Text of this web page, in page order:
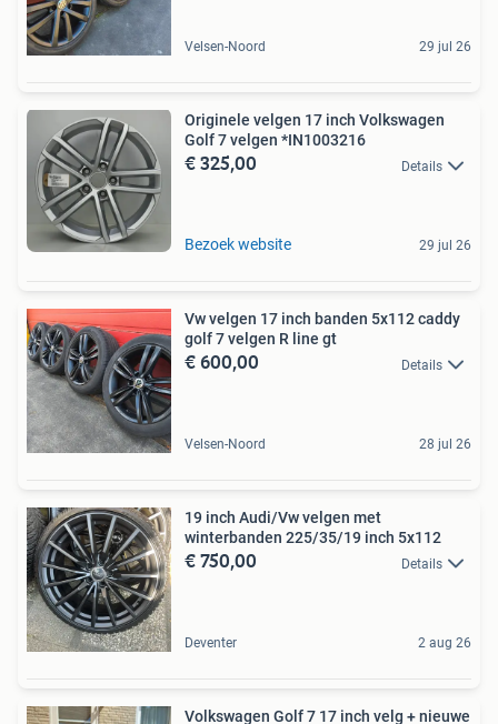
Velsen-Noord 29 jul 26
Originele velgen 17 inch Volkswagen
Golf 7 velgen *IN1003216
€ 325,00 Details
Bezoek website 29 jul 26
Vw velgen 17 inch banden 5x112 caddy
golf 7 velgen R line gt
€ 600,00 Details
Velsen-Noord 28 jul 26
19 inch Audi/Vw velgen met
winterbanden 225/35/19 inch 5x112
€ 750,00 Details
Deventer 2 aug 26
Volkswagen Golf 7 17 inch velg + nieuwe